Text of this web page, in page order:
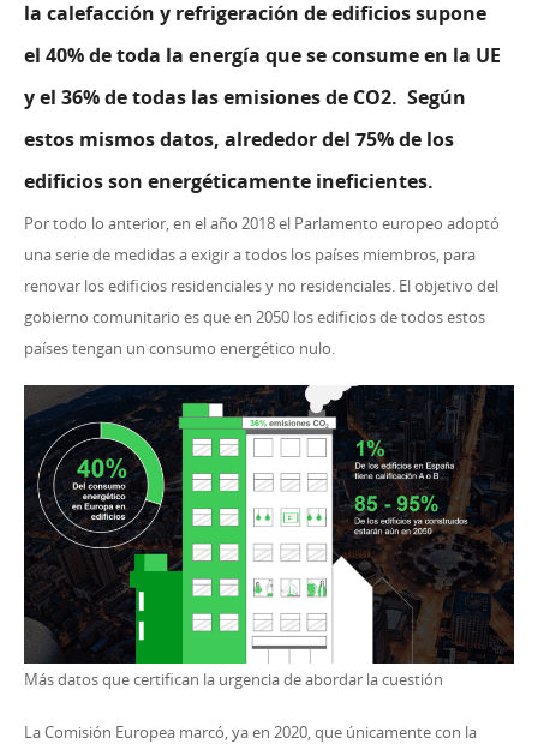
la calefacción y refrigeración de edificiossupone
el 40% de toda la energía que se consume en la UE
y el 36% de todas las emisiones de CO2. Según
estos mismos datos, alrededor del 75% de los
edificios son energéticamente ineficientes.
Por todo lo anterior, en el año 2018 el Parlamento europeo adoptó
una serie de medidas a exigir a todos los países miembros, para
renovar los edificios residenciales y no residenciales. El objetivo del
gobierno comunitario es que en 2050 los edificios de todos estos
países tengan un consumo energético nulo.
Más datos que certifican la urgencia de abordar la cuestión
La Comisión Europea marcó, ya en 2020, que únicamente con la